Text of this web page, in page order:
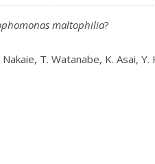
maltophilia?
T. Watanabe, K. Asai, Y.